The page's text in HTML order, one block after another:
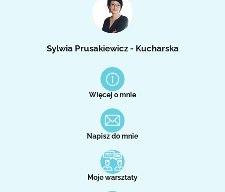
Sylwia Prusakiewicz - Kucharska
Więcej o mnie
Napisz do mnie
Moje warsztaty